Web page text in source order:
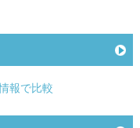
報で比較